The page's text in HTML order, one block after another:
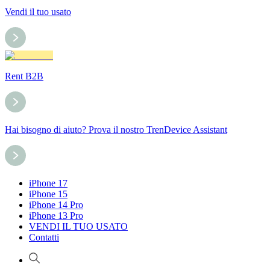
Vendi il tuo usato
Rent B2B
Hai bisogno di aiuto? Prova il nostro TrenDevice Assistant
iPhone 17
iPhone 15
iPhone 14 Pro
iPhone 13 Pro
VENDI IL TUO USATO
Contatti